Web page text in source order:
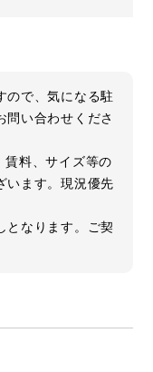
ので、気になる駐
問い合わせくださ
料、サイズ等の
います。現況優先
となります。ご契